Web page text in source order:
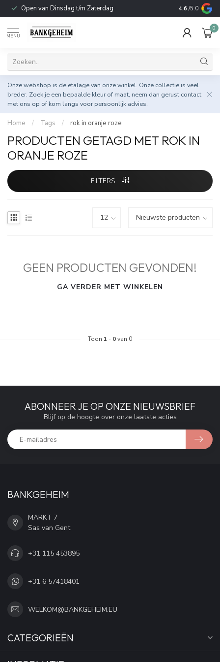
Open van Dinsdag t/m Zaterdag Duurzame &
4.6 /5.0
MENU
0
Onze webshop is de etalage van onze winkel. Onze collectie is veel
breder. Zoek je een bepaalde kleur of maat, neem dan gerust contact
met ons op of kom langs voor persoonlijk advies.
Home / Tags / rok in oranje roze
PRODUCTEN GETAGD MET ROK IN
ORANJE ROZE
FILTERS
GEEN PRODUCTEN GEVONDEN!
GA VERDER MET WINKELEN
Toon 1 - 0van 0
ABONNEER JE OP ONZE NIEUWSBRIEF
Blijf op de hoogte over onze laatste acties
BANKGEHEIM
MARKT 7
Sas van Gent
+31 115 453895
+31 6 57418401
WELKOM@BANKGEHEIM.EU
CATEGORIEËN